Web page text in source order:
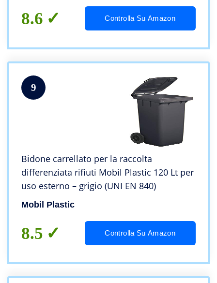
8.6 Controlla Su Amazon
9
Bidone carrellato per la raccolta
differenziata rifiuti Mobil Plastic 120 Lt per
uso esterno – grigio (UNI EN 840)
Mobil Plastic
8.5 Controlla Su Amazon